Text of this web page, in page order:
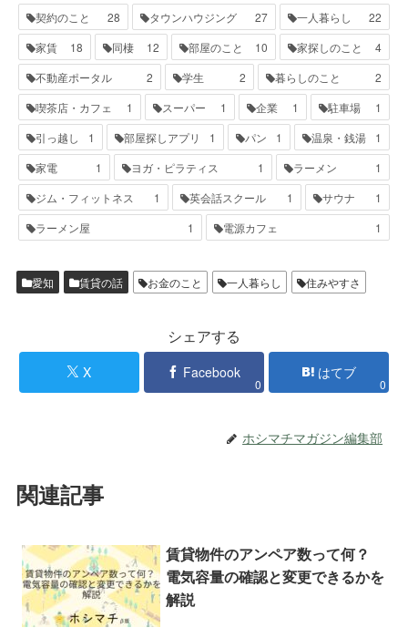
契約のこと 28 タウンハウジング 27 一人暮らし
22
家賃
18 同棲 12 部屋のこと 10 家探しのこと
4
不動産ポータル
2 学生 2 暮らしのこと
2
喫茶店・カフェ
1 スーパー 1 企業 1 駐車場
1
引っ越し
1 部屋探しアプリ 1 パン 1 温泉・銭湯
1
家電
1 ヨガ・ピラティス 1 ラーメン
1
ジム・フィットネス
1 英会話スクール 1 サウナ
1
ラーメン屋
1 電源カフェ 1
愛知 賃貸の話 お金のこと 一人暮らし 住みやすさ
シェアする
X Facebook
0
はてブ
0
ホシマチマガジン編集部
関連記事
賃貸物件のアンペア数って何？
電気容量の確認と変更できるかを
解説